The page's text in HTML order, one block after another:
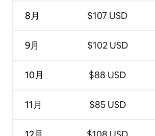
8月
9月
10月
11月
$107 USD
$102 USD
$88 USD
$85 USD